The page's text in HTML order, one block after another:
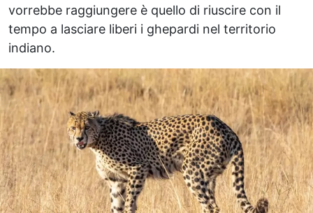
vorrebbe raggiungere è quello di riuscire con il
tempo a lasciare liberi i ghepardi nel territorio
indiano.